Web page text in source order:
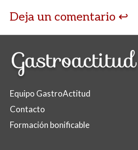
Deja un comentario
Equipo GastroActitud
Contacto
Formación bonificable